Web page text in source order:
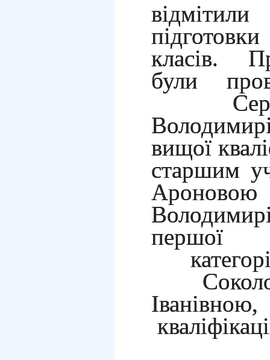
класів.
були
вищої
старшим
першої